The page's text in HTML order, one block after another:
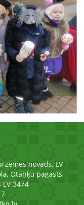
novads, LV –
Otaņķu pagasts,
3474